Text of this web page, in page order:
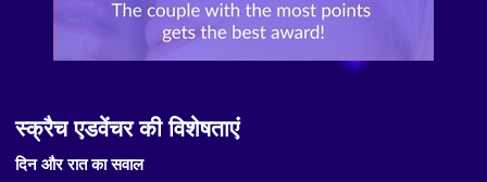
स्क्रैच एडवेंचर की विशेषताएं
दिन और रात का सवाल